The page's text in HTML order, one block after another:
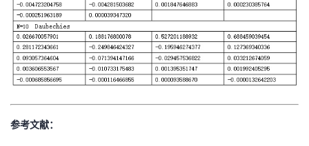
参考文献：